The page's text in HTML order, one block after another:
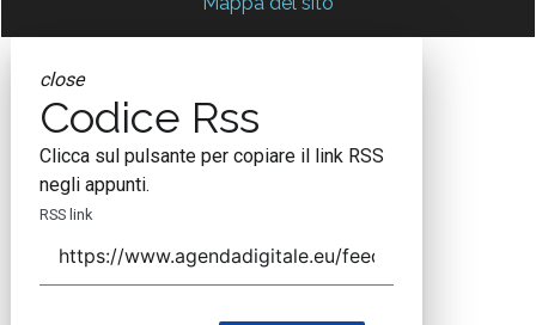
close
Codice Rss
Clicca sul pulsante per copiare il link RSS
negli appunti.
RSS link